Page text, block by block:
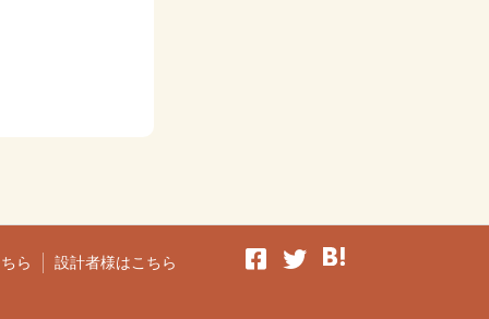
ら
設計者様はこちら